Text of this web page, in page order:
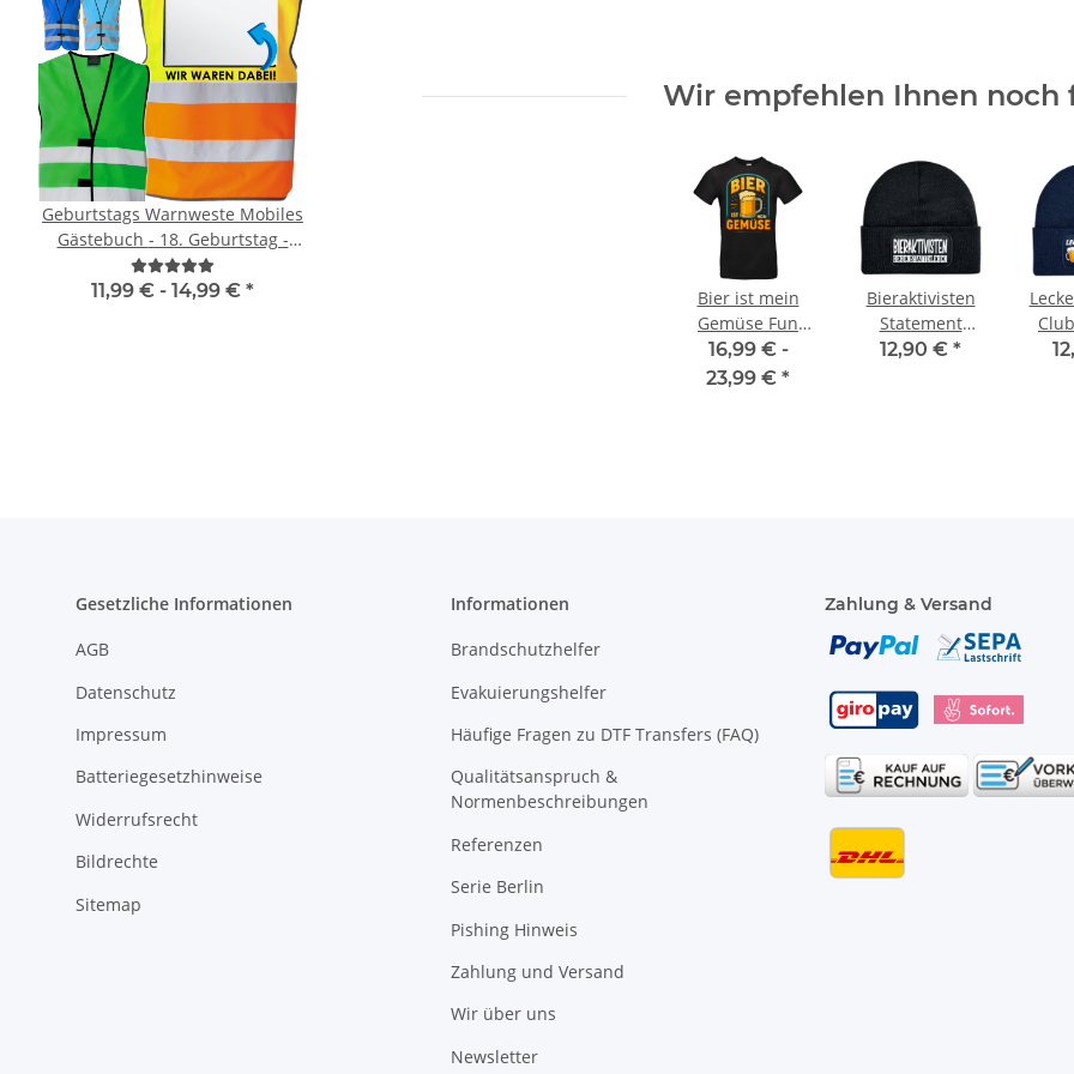
Wir empfehlen Ihnen noch
Bier ist mein
Gemüse Fun
Spass Unisex
Shirt S-5XL QR-
16,99 € -
23,99 € *
Bieraktivisten
Statement
Beanie – Bier
12,90 € *
Geburtstags Warnweste Mobiles
Gästebuch - 18. Geburtstag -
Wunschzahl - Neon Warnweste
11,99 € - 14,99 € *
Hochwertige 2 in1
Brandschutzhelfer /
Evakuierungshelfer Warnweste
in 10 größen
4,90 € -10,70 € *
Geburtstags
Gästebuch - 18. Geburtstag -
11,99
Gesetzliche Informationen
AGB
Datenschutz
Impressum
Batteriegesetzhinweise
Widerrufsrecht
Bildrechte
Sitemap
Informationen
Brandschutzhelfer
Evakuierungshelfer
Häufige Fragen zu DTF Transfers (FAQ)
Qualitätsanspruch &
Normenbeschreibungen
Referenzen
Serie Berlin
Pishing Hinweis
Zahlung und Versand
Wir über uns
Newsletter
Zahlung & Versand